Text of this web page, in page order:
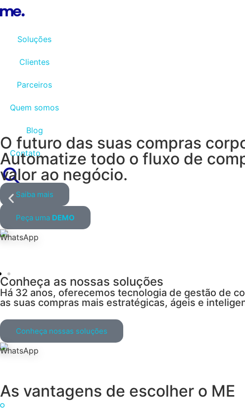
Soluções
Clientes
Parceiros
Quem somos
Blog
Contato
Login
O futuro das suas compras
Automatize todo o fluxo de
valor ao negócio.
Saiba mais
Peça uma DEMO
Conheça as nossas soluções
Há 32 anos, oferecemos tecnologia de gestão de
as suas compras mais estratégicas, ágeis e
Conheça nossas soluções
As vantagens de escolher o ME